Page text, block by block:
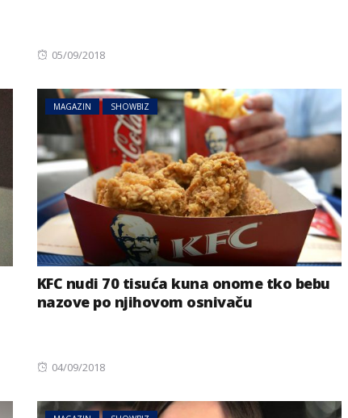
Posted
05/09/2018
MAGAZIN SHOWBIZ
KFC nudi 70 tisuća kuna onome tko bebu
nazove po njihovom osnivaču
Posted
04/09/2018